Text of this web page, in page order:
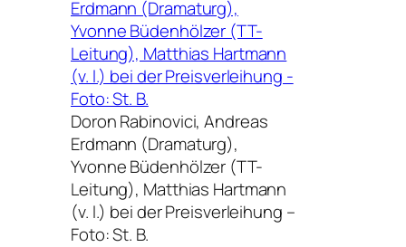
Doron Rabinovici, Andreas
Erdmann (Dramaturg),
Yvonne Büdenhölzer (TT-
Leitung), Matthias Hartmann
(v. l.) bei der Preisverleihung –
Foto: St. B.